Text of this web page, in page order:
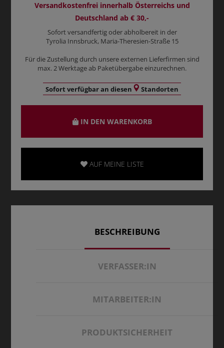
Versandkostenfrei innerhalb Österreichs und
Deutschland ab € 30,-
Sofort versandfertig oder abholbereit in der
Tyrolia Innsbruck, Maria-Theresien-Straße 15
Für die Zustellung durch unsere externen Lieferfirmen sind
max. 2 Werktage ab Paketübergabe einzurechnen.
Sofort verfügbar an diesen Standorten
IN DEN WARENKORB
AUF MEINE LISTE
BESCHREIBUNG
VERFASSER:IN
MITARBEITER:IN
PRODUKTSICHERHEIT